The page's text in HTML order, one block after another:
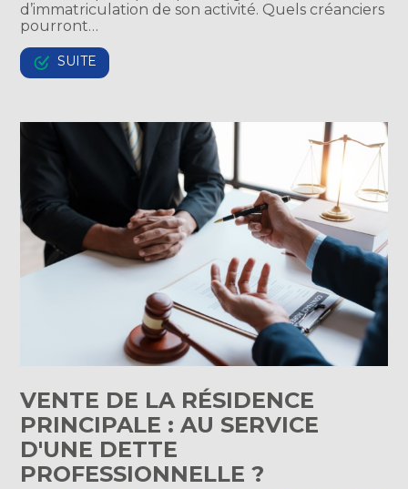
d’immatriculation de son activité. Quels créanciers
pourront…
SUITE
VENTE DE LA RÉSIDENCE
PRINCIPALE : AU SERVICE
D'UNE DETTE
PROFESSIONNELLE ?